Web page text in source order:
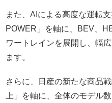
また、AIによる高度な運転
POWER」を軸に、BEV、
ワートレインを展開し、幅
ます。
さらに、日産の新たな商品
上」を軸に、全体のモデル